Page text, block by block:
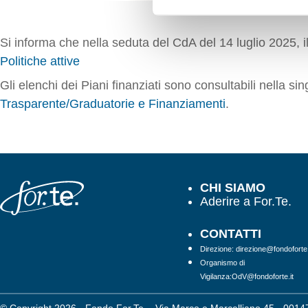
Si informa che nella seduta del CdA del 14 luglio 2025,
Politiche attive
Gli elenchi dei Piani finanziati sono consultabili nella
Trasparente/Graduatorie e Finanziamenti.
CHI SIAMO
Aderire a For.Te.
CONTATTI
Direzione:
Organismo di
Vigilanza:OdV@fondoforte.it